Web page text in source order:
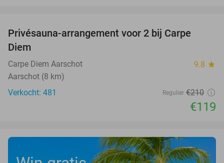
Privésauna-arrangement voor 2 bij Carpe
Diem
Carpe Diem Aarschot 9.8 star
Aarschot (8 km)
Verkocht: 481
Regulier €210
€119